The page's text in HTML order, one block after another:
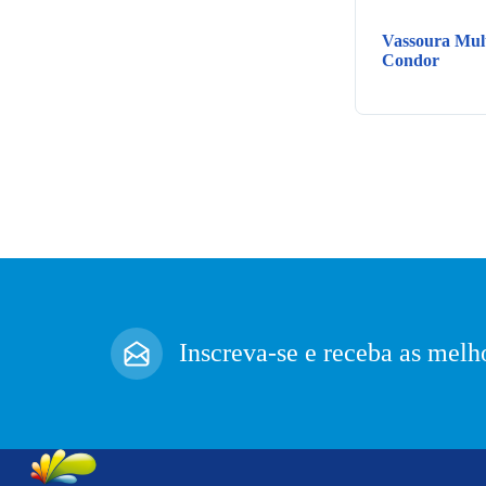
Vassoura
Condor
Inscreva-se e receba as